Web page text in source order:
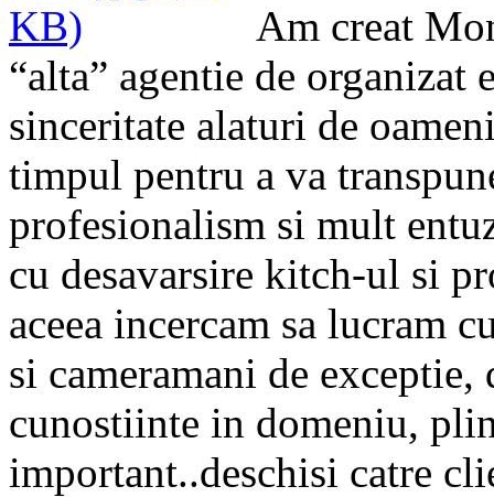
Am creat
“alta” agentie de
sinceritate alaturi de
timpul pentru a va
profesionalism si mult
cu desavarsire kitch-ul si
aceea incercam sa lucram
si cameramani de
cunostiinte in domeniu,
important..deschisi catre